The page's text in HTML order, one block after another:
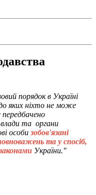
порядок в Україні
яких ніхто не може
та органи
особи зобов'язані
та у спосіб,
України."